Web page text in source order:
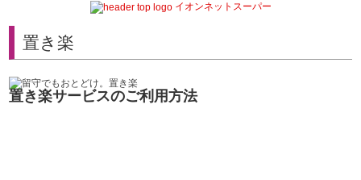
イオンネットスーパー
置き楽
置き楽サービスのご利用方法